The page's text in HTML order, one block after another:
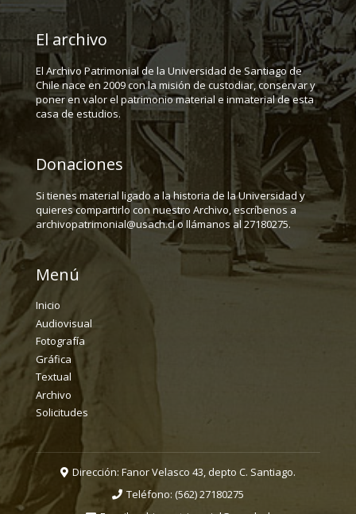
El archivo
El Archivo Patrimonial de la Universidad de Santiago de
Chile nace en 2009 con la misión de custodiar, conservar y
poner en valor el patrimonio material e inmaterial de esta
casa de estudios.
Donaciones
Si tienes material ligado a la historia de la Universidad y
quieres compartirlo con nuestro Archivo, escríbenos a
archivopatrimonial@usach.cl o llámanos al 27180275.
Menú
Inicio
Audiovisual
Fotografía
Gráfica
Textual
Archivo
Solicitudes
Dirección: Fanor Velasco 43, depto C. Santiago.
Teléfono: (562) 27180275